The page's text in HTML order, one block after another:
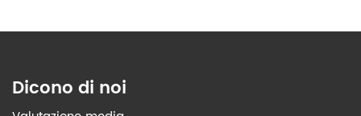
Dicono di noi